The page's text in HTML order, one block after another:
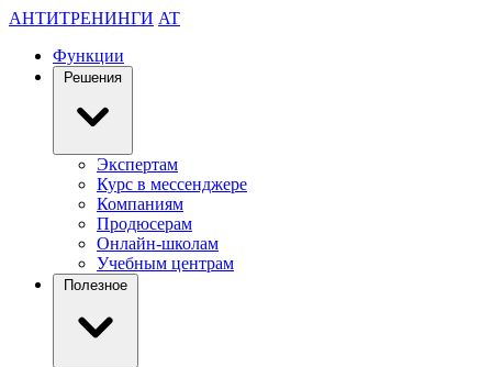
АНТИТРЕНИНГИ AT
Функции
Решения
Экспертам
Курс в мессенджере
Компаниям
Продюсерам
Онлайн-школам
Учебным центрам
Полезное